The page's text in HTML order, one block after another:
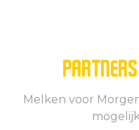
Melken voor